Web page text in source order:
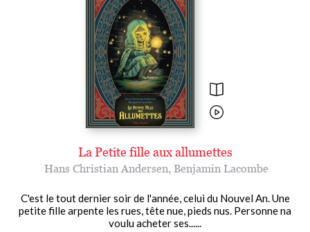
La Petite fille aux allumettes
Hans Christian Andersen, Benjamin Lacombe
C'est le tout dernier soir de l'année, celui du Nouvel An. Une
petite fille arpente les rues, tête nue, pieds nus. Personne na
voulu acheter ses......